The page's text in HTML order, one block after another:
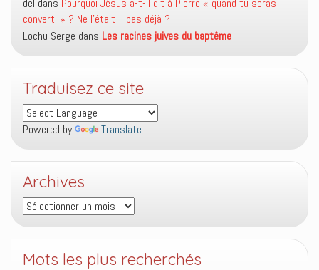
del dans Pourquoi Jésus a-t-il dit à Pierre « quand tu seras
converti » ? Ne l’était-il pas déjà ?
Lochu Serge dans Les racines juives du baptême
Traduisez ce site
Powered by Translate
Archives
Archives
Mots les plus recherchés